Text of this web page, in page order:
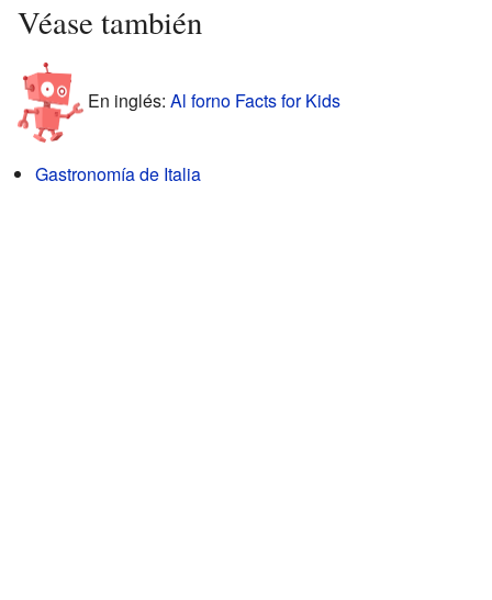
Véase también
En inglés: Al forno Facts for Kids
Gastronomía de Italia